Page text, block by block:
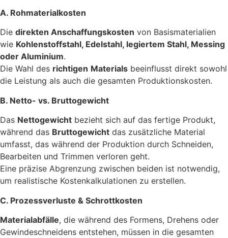
A. Rohmaterialkosten
Die direkten Anschaffungskosten von Basismaterialien
wie Kohlenstoffstahl, Edelstahl, legiertem Stahl, Messing
oder Aluminium.
Die Wahl des richtigen Materials beeinflusst direkt sowohl
die Leistung als auch die gesamten Produktionskosten.
B. Netto- vs. Bruttogewicht
Das Nettogewicht bezieht sich auf das fertige Produkt,
während das Bruttogewicht das zusätzliche Material
umfasst, das während der Produktion durch Schneiden,
Bearbeiten und Trimmen verloren geht.
Eine präzise Abgrenzung zwischen beiden ist notwendig,
um realistische Kostenkalkulationen zu erstellen.
C. Prozessverluste & Schrottkosten
Materialabfälle, die während des Formens, Drehens oder
Gewindeschneidens entstehen, müssen in die gesamten